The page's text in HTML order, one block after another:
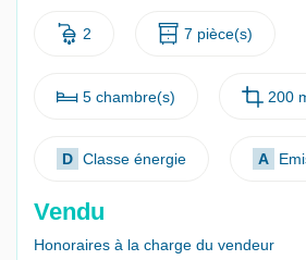
2 7 pièce(s)
5 chambre(s) 200
D Classe énergie A
Vendu
Honoraires à la charge du vendeur